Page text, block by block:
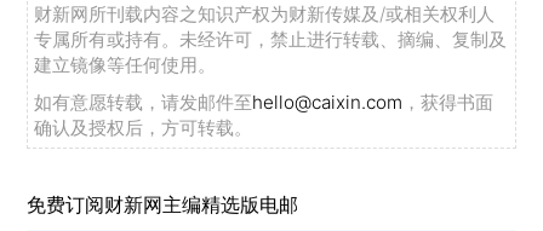
财新网所刊载内容之知识产权为财新传媒及/或相关权利人
专属所有或持有。未经许可，禁止进行转载、摘编、复制及
建立镜像等任何使用。
如有意愿转载，请发邮件至hello@caixin.com ，获得书面
确认及授权后，方可转载。
免费订阅财新网主编精选版电邮